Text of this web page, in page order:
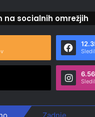
na socialnih omrežjih